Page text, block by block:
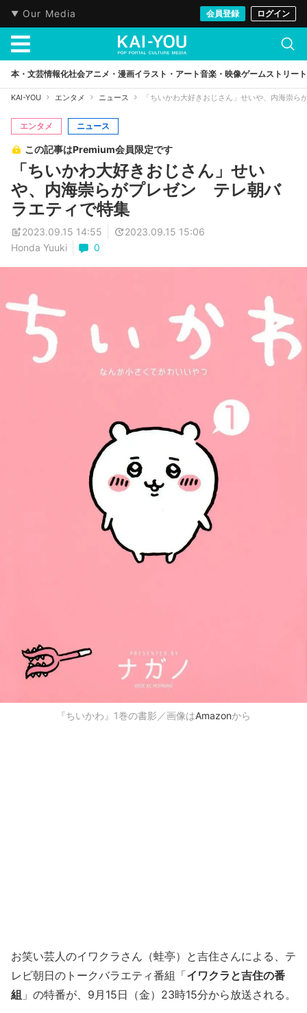
Our Media 会員登録 ログイン
本・文芸情報化社会アニメ・漫画イラスト・アート音楽・映像ゲームストリート
KAI-YOU エンタメ ニュース 「ちいかわ大好きおじさん」せいや、内海崇
エンタメ ニュース
この記事はPremium会員限定です
「ちいかわ大好きおじさん」せい
や、内海崇らがプレゼン テレ朝バ
ラエティで特集
2023.09.15 14:55
2023.09.15 15:06
Honda Yuuki
0
『ちいかわ』1巻の書影／画像はAmazonから
お笑い芸人のイワクラさん（蛙亭）と吉住さんによる、テ
レビ朝日のトークバラエティ番組「イワクラと吉住の番
組 」の特番が、9月15日（金）23時15分から放送される。